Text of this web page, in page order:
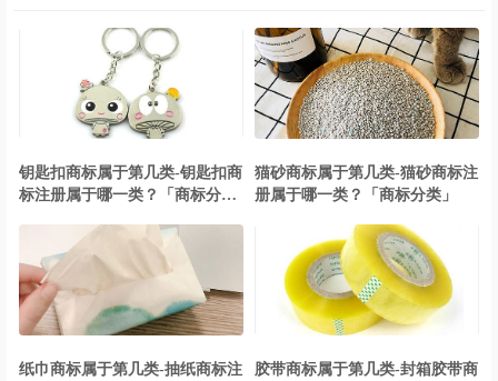
钥匙扣商标属于第几类-钥匙扣商
标注册属于哪一类？「商标分
猫砂商标属于第几类-猫砂商标注
册属于哪一类？「商标分类」
纸巾商标属于第几类-抽纸商标注
胶带商标属于第几类-封箱胶带商